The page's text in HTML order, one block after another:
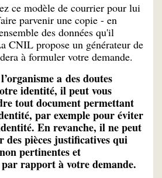
ce modèle de courrier pour lui
parvenir une copie - en
des données qu'il
CNIL propose un générateur de
à formuler votre demande.
a des doutes
identité, il peut vous
tout document permettant
par exemple pour éviter
En revanche, il ne peut
des pièces justificatives qui
pertinentes et
rapport à votre demande.